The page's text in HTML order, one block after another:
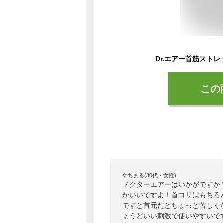
こ
やちまる(30代・女性)
ドクターエアーはいかがです
がいいですよ！首コリはもち
ですと首元だとちょっと苦し
ょうどいい刺激で使いやすいで